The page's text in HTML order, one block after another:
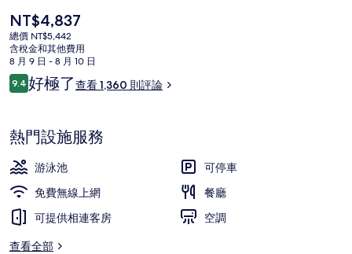
目
前
的
價
格
是
NT$4,837
總價 NT$5,442
含稅金和其他費用
8 月 9 日 - 8 月 10 日
評
論
9.49.4 分，滿分 10 分，
好極了查看 1,360 則評論
熱門設施服務
游泳池
可停車
免費無線上網
餐廳
可提供相連客房
空調
查看全部